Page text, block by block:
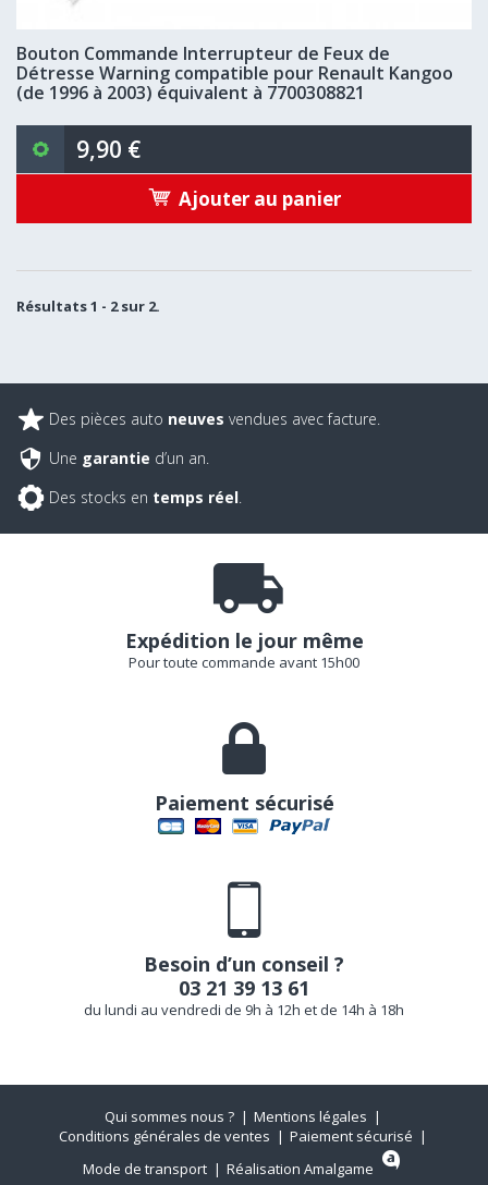
Bouton Commande Interrupteur de Feux de
Détresse Warning compatible pour Renault Kangoo
(de 1996 à 2003) équivalent à 7700308821
9,90 €
Ajouter au panier
Résultats 1 - 2 sur 2.
Des pièces auto neuves vendues avec facture.
Une garantie d’un an.
Des stocks en temps réel.
Expédition le jour même
Pour toute commande avant 15h00
Paiement sécurisé
Besoin d’un conseil ?
03 21 39 13 61
du lundi au vendredi de 9h à 12h et de 14h à 18h
Qui sommes nous ?
Mentions légales
Conditions générales de ventes
Paiement sécurisé
Mode de transport
Réalisation Amalgame